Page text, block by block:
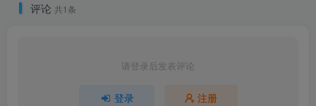
评论 共1条
请登录后发表评论
登录 注册